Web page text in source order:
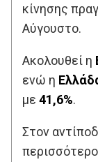
κίνησης
Αύγουστο.
Ακολουθεί η
ενώ η
με 41,6%.
Στον